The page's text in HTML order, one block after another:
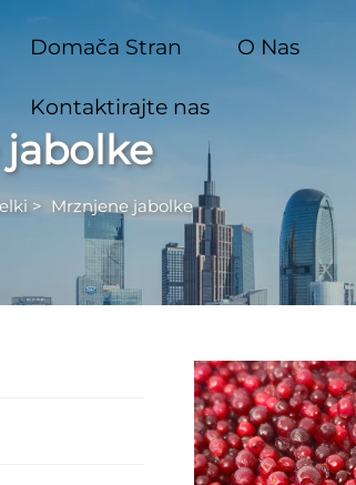
Domača Stran O Nas
Kontaktirajte nas
> Mrznjene jabolke